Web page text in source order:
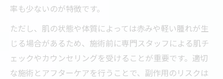
率も少ないのが特徴です。
ただし、肌の状態や体質によっては赤みや軽い腫れが生
じる場合があるため、施術前に専門スタッフによる肌チ
ェックやカウンセリングを受けることが重要です。適切
な施術とアフターケアを行うことで、副作用のリスクは